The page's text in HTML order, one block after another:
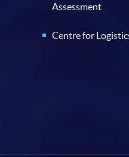
Assessment
Centre for